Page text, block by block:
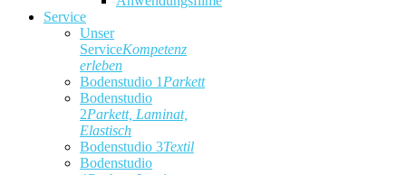
Service
Unser
ServiceKompetenz
erleben
Bodenstudio 1 Parkett
Bodenstudio
2Parkett, Laminat,
Elastisch
Bodenstudio 3Textil
Bodenstudio